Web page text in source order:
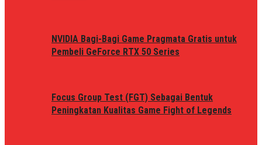
NVIDIA Bagi-Bagi Game Pragmata Gratis untuk
Pembeli GeForce RTX 50 Series
Focus Group Test (FGT) Sebagai Bentuk
Peningkatan Kualitas Game Fight of Legends